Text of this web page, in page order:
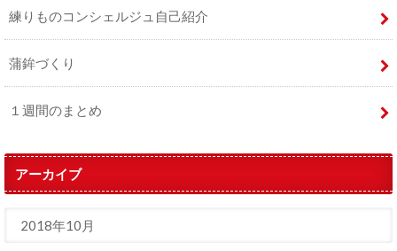
練りものコンシェルジュ自己紹介
蒲鉾づくり
１週間のまとめ
アーカイブ